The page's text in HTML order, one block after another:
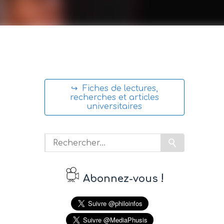
↪ Fiches de lectures,
recherches et articles
universitaires
Abonnez-vous !